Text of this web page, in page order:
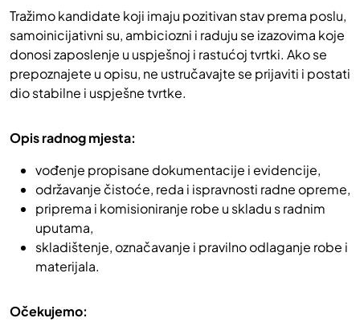
Tražimo kandidate koji imaju pozitivan stav prema poslu,
samoinicijativni su, ambiciozni i raduju se izazovima koje
donosi zaposlenje u uspješnoj i rastućoj tvrtki. Ako se
prepoznajete u opisu, ne ustručavajte se prijaviti i postati
dio stabilne i uspješne tvrtke.
Opis radnog mjesta:
vođenje propisane dokumentacije i evidencije,
održavanje čistoće, reda i ispravnosti radne opreme,
priprema i komisioniranje robe u skladu s radnim
uputama,
skladištenje, označavanje i pravilno odlaganje robe i
materijala.
Očekujemo: